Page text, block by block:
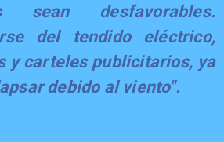
sean desfavorables.
del tendido eléctrico,
y carteles publicitarios, ya
debido al viento".